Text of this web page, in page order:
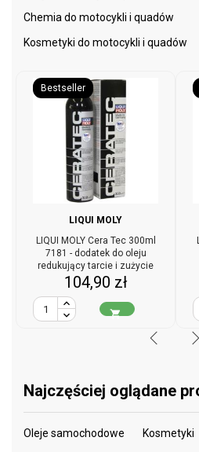
Chemia do motocykli i quadów
Kosmetyki do motocykli i quadów
Bestseller
LIQUI MOLY
LIQUI MOLY Cera Tec 300ml
7181 - dodatek do oleju
redukujący tarcie i zużycie
Cena
104,90 zł

Najczęściej oglądane
Oleje samochodowe Kosmetyki